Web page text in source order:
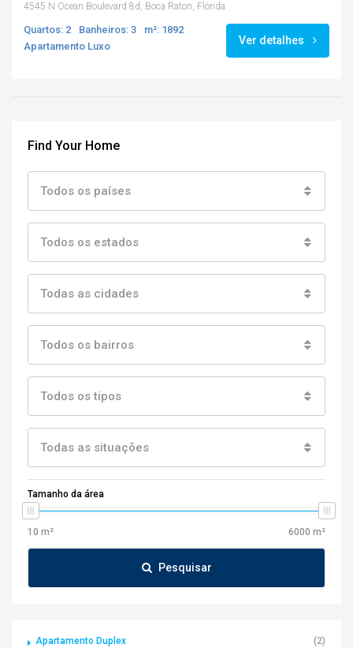
4545 N Ocean Boulevard 8d, Boca Raton, Flórida
Quartos: 2 Banheiros: 3
m²: 1892
Apartamento Luxo
Ver detalhes
Find Your Home
Todos os países
Todos os estados
Todas as cidades
Todos os bairros
Todos os tipos
Todas as situações
Tamanho da área
Pesquisar
Apartamento Duplex
(2)